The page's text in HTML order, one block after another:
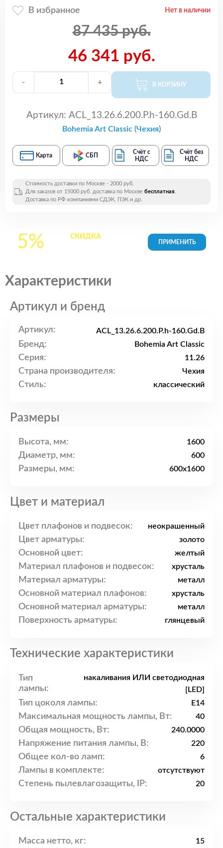
В избранное Нет в наличии
87 435 руб.
46 341 руб.
- + В КОРЗИНУ
Артикул: ACL_13.26.6.200.P.h-160.Gd.B
Bohemia Art Classic (Чехия)
Карта СБП
Счёт с
НДС
Счёт без
НДС
Стоимость доставки по Москве - 2000 руб.
Для заказов от 15000 руб. доставка по Москве бесплатная.
Доставка по РФ компаниями СДЭК, ПЭК и др.
5% СКИДКАна все
Характеристики
Артикул и бренд
Артикул: ACL_13.26.6.200.P.h-160.Gd.B
Бренд: Bohemia Art Classic
Серия: 11.26
Страна производителя: Чехия
Стиль: классический
Размеры
Высота, мм: 1600
Диаметр, мм: 600
Размеры, мм: 600x1600
Цвет и материал
Цвет плафонов и подвесок: неокрашенный
Цвет арматуры: золото
Основной цвет: желтый
Материал плафонов и подвесок: хрусталь
Материал арматуры: металл
Основной материал плафонов: хрусталь
Основной материал арматуры: металл
Поверхность арматуры: глянцевый
Технические характеристики
Тип
лампы:
накаливания ИЛИ светодиодная
[LED]
Тип цоколя лампы: E14
Максимальная мощность лампы, Вт: 40
Общая мощность, Вт: 240.0000
Напряжение питания лампы, В: 220
Общее кол-во ламп: 6
Лампы в комплекте: отсутствуют
Степень пылевлагозащиты, IP: 20
Остальные характеристики
Масса нетто, кг: 15